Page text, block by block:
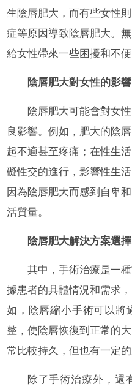
生陰唇肥大，而有些女性
症等原因導致陰唇肥大。
給女性帶來一些困擾和不便
陰唇肥大對女性的影響
陰唇肥大可能會對女
良影響。例如，肥大的陰
起不適甚至疼痛；在性生
礙性交的進行，影響性生
因為陰唇肥大而感到自卑
活質量。
陰唇肥大解決方案選擇
其中，手術治療是一
據患者的具體情況和需求
如，陰唇縮小手術可以將
整，使陰唇恢復到正常的
常比較持久，但也有一定的
除了手術治療外，還